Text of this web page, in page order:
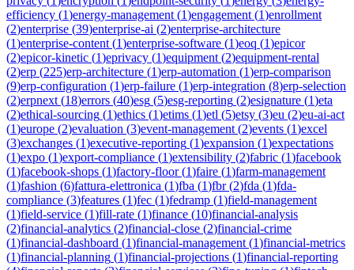
efficiency (1)energy-management (1)engagement (1)enrollment
(2)enterprise (39)enterprise-ai (2)enterprise-architecture
(1)enterprise-content (1)enterprise-software (1)eoq (1)epicor
(2)epicor-kinetic (1)eprivacy (1)equipment (2)equipment-rental
(2)erp (225)erp-architecture (1)erp-automation (1)erp-comparison
(9)erp-configuration (1)erp-failure (1)erp-integration (8)erp-selection
(2)erpnext (18)errors (40)esg (5)esg-reporting (2)esignature (1)eta
(2)ethical-sourcing (1)ethics (1)etims (1)etl (5)etsy (3)eu (2)eu-ai-act
(1)europe (2)evaluation (3)event-management (2)events (1)excel
(3)exchanges (1)executive-reporting (1)expansion (1)expectations
(1)expo (1)export-compliance (1)extensibility (2)fabric (1)facebook
(1)facebook-shops (1)factory-floor(1)faire (1)farm-management
(1)fashion (6)fattura-elettronica (1)fba (1)fbr(2)fda (1)fda-
compliance (3)features (1)fec (1)fedramp (1)field-management
(1)field-service (1)fill-rate (1)finance (10)financial-analysis
(2)financial-analytics (2)financial-close (2)financial-crime
(1)financial-dashboard (1)financial-management (1)financial-metrics
(1)financial-planning (1)financial-projections (1)financial-reporting